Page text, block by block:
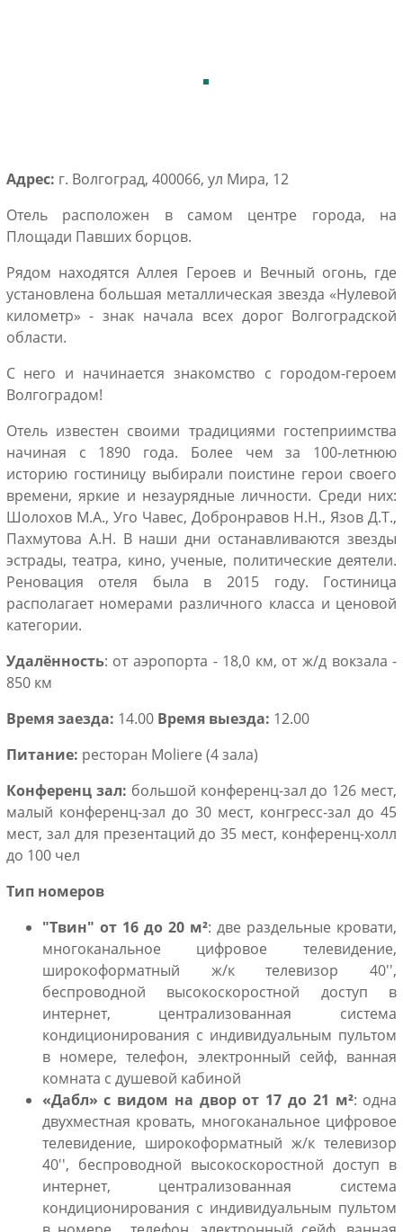
Адрес: г. Волгоград, 400066, ул Мира, 12
Отель расположен в самом центре города, на
Площади Павших борцов.
Рядом находятся Аллея Героев и Вечный огонь, где
установлена большая металлическая звезда «Нулевой
километр» - знак начала всех дорог Волгоградской
области.
С него и начинается знакомство с городом-героем
Волгоградом!
Отель известен своими традициями гостеприимства
начиная с 1890 года. Более чем за 100-летнюю
историю гостиницу выбирали поистине герои своего
времени, яркие и незаурядные личности. Среди них:
Шолохов М.А., Уго Чавес, Добронравов Н.Н., Язов Д.Т.,
Пахмутова А.Н. В наши дни останавливаются звезды
эстрады, театра, кино, ученые, политические деятели.
Реновация отеля была в 2015 году. Гостиница
располагает номерами различного класса и ценовой
категории.
Удалённость: от аэропорта - 18,0 км, от ж/д вокзала -
850 км
Время заезда: 14.00 Время выезда: 12.00
Питание: ресторан Moliere (4 зала)
Конференц зал: большой конференц-зал до 126 мест,
малый конференц-зал до 30 мест, конгресс-зал до 45
мест, зал для презентаций до 35 мест, конференц-холл
до 100 чел
Тип номеров
"Твин" от 16 до 20 м²: две раздельные кровати,
многоканальное цифровое телевидение,
широкоформатный ж/к телевизор 40'',
беспроводной высокоскоростной доступ в
интернет, централизованная система
кондиционирования с индивидуальным пультом
в номере, телефон, электронный сейф, ванная
комната с душевой кабиной
«Дабл» с видом на двор от 17 до 21 м²: одна
двухместная кровать, многоканальное цифровое
телевидение, широкоформатный ж/к телевизор
40'', беспроводной высокоскоростной доступ в
интернет, централизованная система
кондиционирования с индивидуальным пультом